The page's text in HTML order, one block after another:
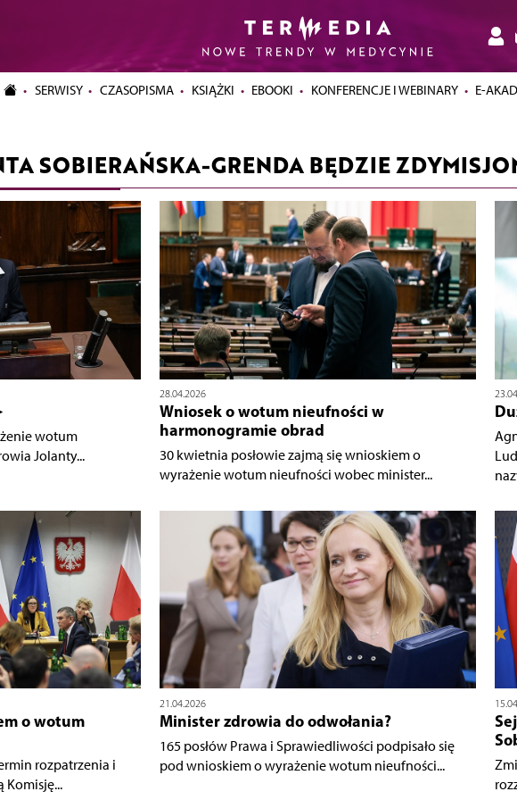
SERWISY CZASOPISMA KSIĄŻKI EBOOKI KONFERENCJE I WEBINARY E-
SOBIERAŃSKA-GRENDA BĘDZIE
wotum
Jolanty...
28.04.2026
Wniosek o wotum nieufności w
harmonogramie obrad
30 kwietnia posłowie zajmą się wnioskiem o
wyrażenie wotum nieufności wobec minister...
o wotum
rozpatrzenia i
21.04.2026
Minister zdrowia do odwołania?
165 posłów Prawa i Sprawiedliwości podpisało się
pod wnioskiem o wyrażenie wotum nieufności...